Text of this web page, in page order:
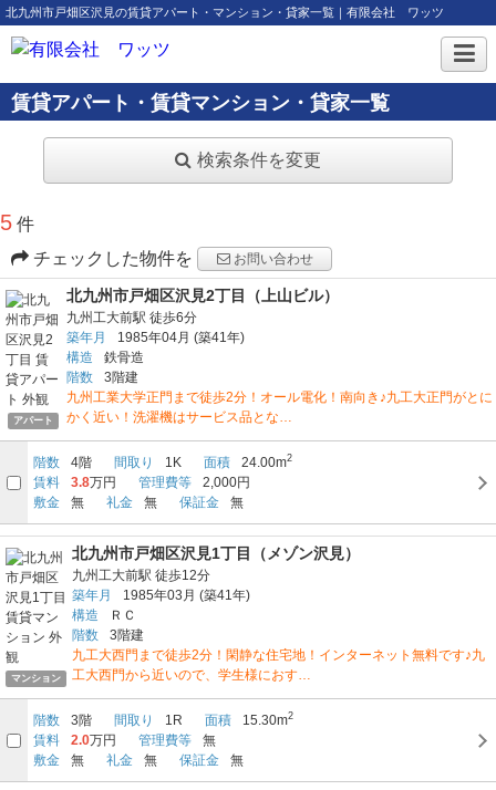
北九州市戸畑区沢見の賃貸アパート・マンション・貸家一覧｜有限会社 ワッツ
賃貸アパート・賃貸マンション・貸家一覧
検索条件を変更
5 件
チェックした物件を
お問い合わせ
アパート
北九州市戸畑区沢見2丁目（上山ビル）
九州工大前駅 徒歩6分
築年月
1985年04月 (築41年)
構造
鉄骨造
階数
3階建
九州工業大学正門まで徒歩2分！オール電化！南向き♪九工大正門がとに
かく近い！洗濯機はサービス品とな…
階数 4階 間取り 1K 面積 24.00m2
賃料 3.8万円 管理費等
2,000円
敷金
無 礼金 無 保証金 無
マンション
北九州市戸畑区沢見1丁目（メゾン沢見）
九州工大前駅 徒歩12分
築年月
1985年03月 (築41年)
構造
ＲＣ
階数
3階建
九工大西門まで徒歩2分！閑静な住宅地！インターネット無料です♪九
工大西門から近いので、学生様におす…
階数 3階 間取り 1R 面積 15.30m2
賃料 2.0万円 管理費等
無
敷金
無 礼金 無 保証金 無